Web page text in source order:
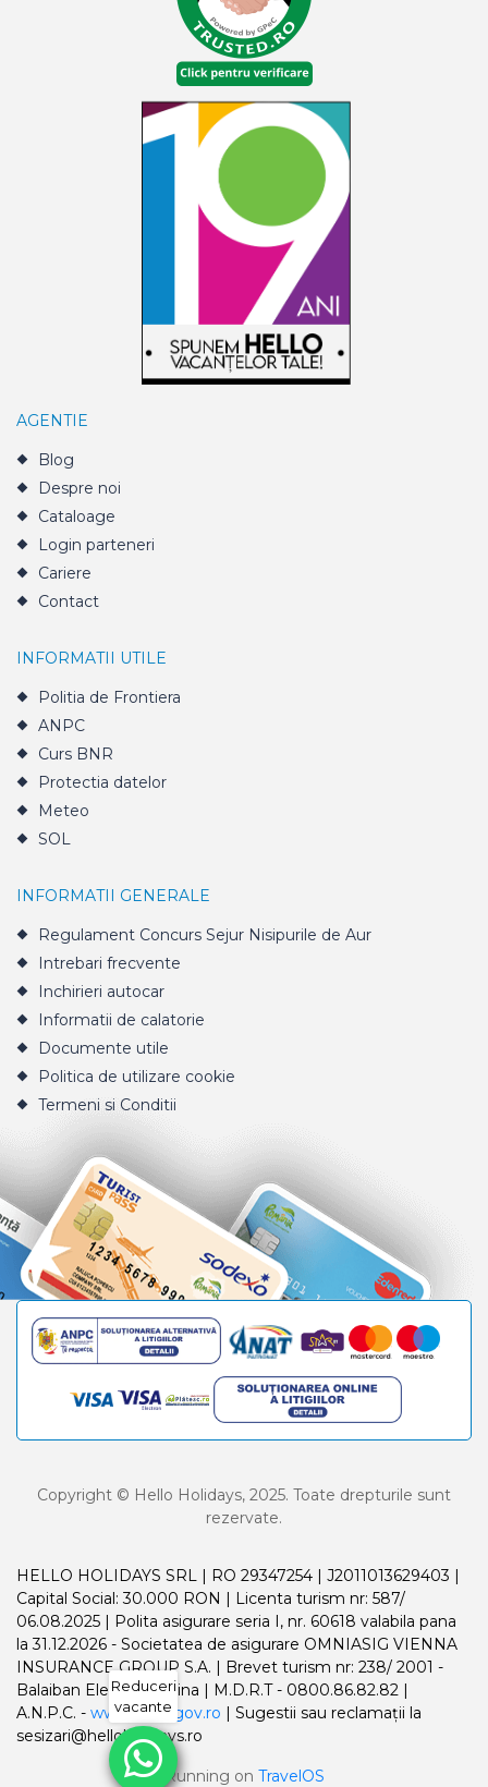
AGENTIE
Blog
Despre noi
Cataloage
Login parteneri
Cariere
Contact
INFORMATII UTILE
Politia de Frontiera
ANPC
Curs BNR
Protectia datelor
Meteo
SOL
INFORMATII GENERALE
Regulament Concurs Sejur Nisipurile de Aur
Intrebari frecvente
Inchirieri autocar
Informatii de calatorie
Documente utile
Politica de utilizare cookie
Termeni si Conditii
Copyright © Hello Holidays, 2025. Toate drepturile sunt
rezervate.
HELLO HOLIDAYS SRL | RO 29347254 | J2011013629403 |
Capital Social: 30.000 RON | Licenta turism nr: 587/
06.08.2025 | Polita asigurare seria I, nr. 60618 valabila pana
la 31.12.2026 - Societatea de asigurare OMNIASIG VIENNA
INSURANCE GROUP S.A. | Brevet turism nr: 238/ 2001 -
Balaiban Elena Madalina | M.D.R.T - 0800.86.82.82 |
A.N.P.C. - www.anpc.gov.ro | Sugestii sau reclamații la
sesizari@helloholidays.ro
Running on TravelOS
Reduceri
vacante